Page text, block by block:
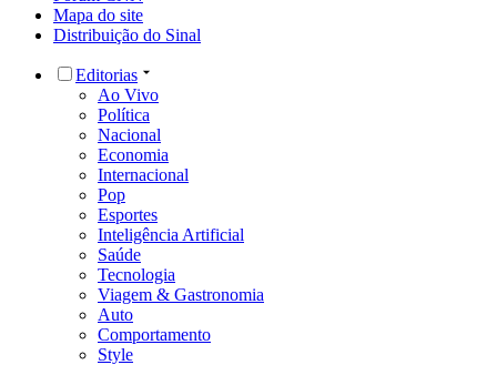
Mapa do site
Distribuição do Sinal
Editorias
Ao Vivo
Política
Nacional
Economia
Internacional
Pop
Esportes
Inteligência Artificial
Saúde
Tecnologia
Viagem & Gastronomia
Auto
Comportamento
Style